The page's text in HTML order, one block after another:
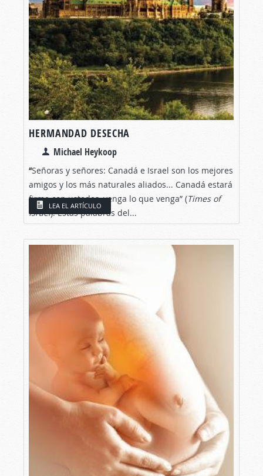
HERMANDAD DESECHA
Michael Heykoop
“Señoras y señores: Canadá e Israel son los mejores
amigos y los más naturales aliados... Canadá estará
firme con ustedes, venga lo que venga” (Times of
Israel). Estas palabras del...
LEA EL ARTÍCULO